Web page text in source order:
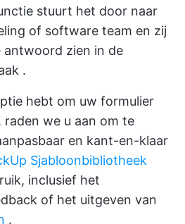
stuurt het door naar
of software team en zij
antwoord zien in de
.
hebt om uw formulier
we u aan om te
en kant-en-klaar
Sjabloonbibliotheek
inclusief het
of het uitgeven van
.